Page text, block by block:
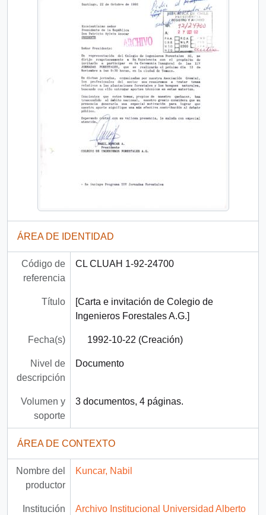
ÁREA DE IDENTIDAD
Código de
referencia
CL CLUAH 1-92-24700
Título
[Carta e invitación de Colegio de
Ingenieros Forestales A.G.]
Fecha(s) 1992-10-22 (Creación)
Nivel de
descripción
Documento
Volumen y
soporte
3 documentos, 4 páginas.
ÁREA DE CONTEXTO
Nombre del
productor
Kuncar, Nabil
Institución Archivo Institucional Universidad Alberto